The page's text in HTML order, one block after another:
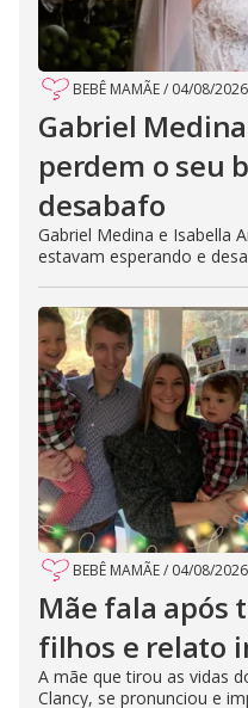
BEBÊ MAMÃE/ 04/08/2026
Gabriel
perdem o seu
desabafo
Gabriel Medina e Isabella
estavam esperando e
BEBÊ MAMÃE/ 04/08/2026
Mãe fala após
filhos e relato
A mãe que tirou as vidas
Clancy, se pronunciou e